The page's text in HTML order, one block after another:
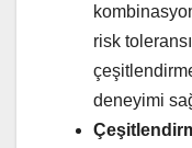
risk
deneyimi